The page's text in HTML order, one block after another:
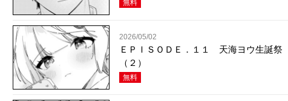
無料
2026/05/02
ＥＰＩＳＯＤＥ．１１ 天海ヨウ生誕祭
（２）
無料